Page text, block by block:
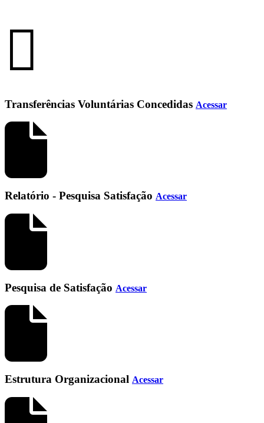
Transferências Voluntárias Concedidas Acessar
Relatório - Pesquisa Satisfação Acessar
Pesquisa de Satisfação Acessar
Estrutura Organizacional Acessar